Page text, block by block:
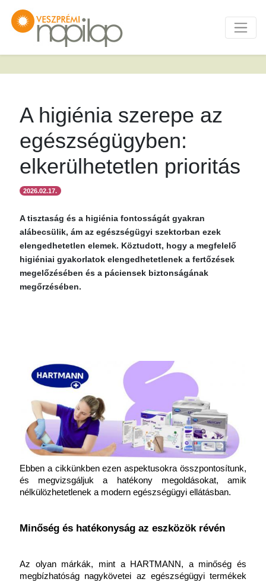
A higiénia szerepe az
egészségügyben:
elkerülhetetlen prioritás
2026.02.17.
A tisztaság és a higiénia fontosságát gyakran
alábecsülik, ám az egészségügyi szektorban ezek
elengedhetetlen elemek. Köztudott, hogy a megfelelő
higiéniai gyakorlatok elengedhetetlenek a fertőzések
megelőzésében és a páciensek biztonságának
megőrzésében.
Ebben a cikkünkben ezen aspektusokra összpontosítunk,
és megvizsgáljuk a hatékony megoldásokat, amik
nélkülözhetetlenek a modern egészségügyi ellátásban.
Minőség és hatékonyság az eszközök révén
Az olyan márkák, mint a HARTMANN, a minőség és
megbízhatóság nagykövetei az egészségügyi termékek